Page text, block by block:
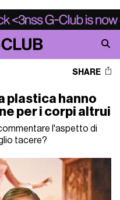
SHARE
plastica hanno
per i corpi altrui
l'aspetto di
tacere?